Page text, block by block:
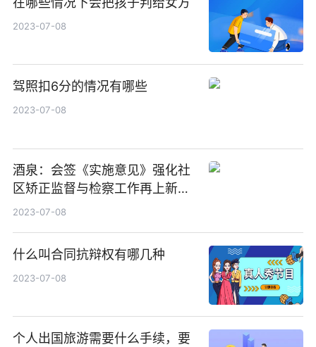
2023-07-08
驾照扣6分的情况有哪些
2023-07-08
酒泉：会签《实施意见》强化社
区矫正监督与检察工作再上新台
阶
2023-07-08
什么叫合同抗辩权有哪几种
2023-07-08
个人出国旅游需要什么手续，要